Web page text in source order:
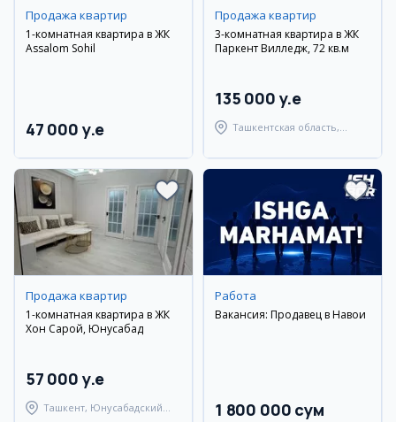
Продажа квартир
1-комнатная квартира в ЖК
Assalom Sohil
47 000 y.e
Продажа квартир
3-комнатная квартира в ЖК
Паркент Вилледж, 72 кв.м
135 000 y.e
Ташкентская область,
Продажа квартир
1-комнатная квартира в ЖК
Хон Сарой, Юнусабад
57 000 y.e
Ташкент, Юнусабадский
Работа
Вакансия: Продавец в Навои
1 800 000 сум